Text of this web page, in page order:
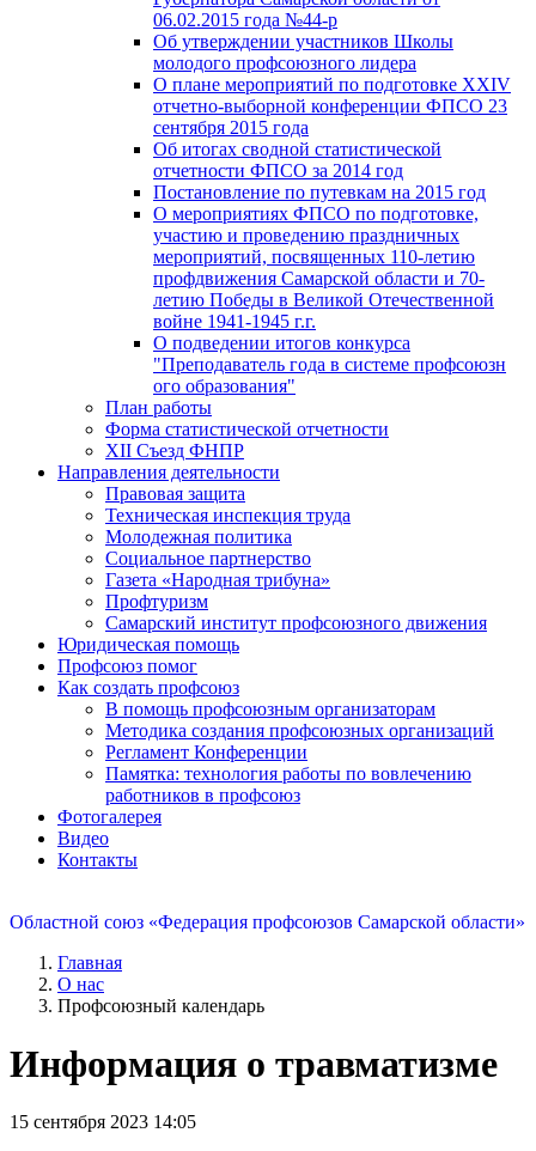
06.02.2015 года №44-р
Об утверждении участников Школы
молодого профсоюзного лидера
О плане мероприятий по подготовке XXIV
отчетно-выборной конференции ФПСО 23
сентября 2015 года
Об итогах сводной статистической
отчетности ФПСО за 2014 год
Постановление по путевкам на 2015 год
О мероприятиях ФПСО по подготовке,
участию и проведению праздничных
мероприятий, посвященных 110-летию
профдвижения Самарской области и 70-
летию Победы в Великой Отечественной
войне 1941-1945 г.г.
О подведении итогов конкурса
"Преподаватель года в системе профсоюзн
ого образования"
План работы
Форма статистической отчетности
XII Съезд ФНПР
Направления деятельности
Правовая защита
Техническая инспекция труда
Молодежная политика
Социальное партнерство
Газета «Народная трибуна»
Профтуризм
Самарский институт профсоюзного движения
Юридическая помощь
Профсоюз помог
Как создать профсоюз
В помощь профсоюзным организаторам
Методика создания профсоюзных организаций
Регламент Конференции
Памятка: технология работы по вовлечению
работников в профсоюз
Фотогалерея
Видео
Контакты
Областной союз «Федерация профсоюзов Самарской области»
Главная
О нас
Профсоюзный календарь
Информация о травматизме
15 сентября 2023 14:05